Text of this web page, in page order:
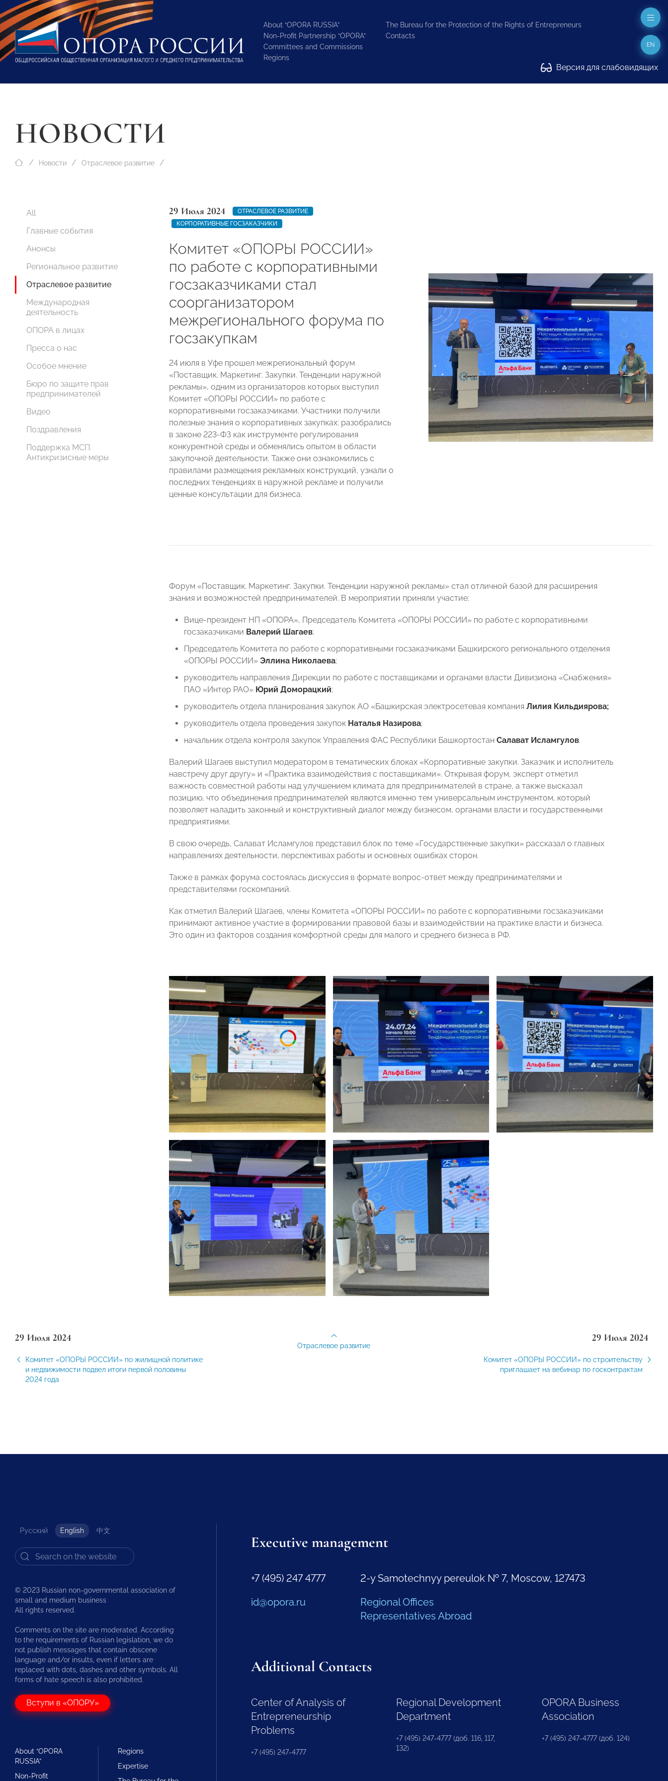
About “OPORA RUSSIA”
Non-Profit Partnership “OPORA”
Committees and Commissions
Regions
The Bureau for the Protection of the Rights of Entrepreneurs
Contacts
Версия для слабовидящих
EN
НОВОСТИ
Новости Отраслевое развитие
All
Главные события
Анонсы
Региональное развитие
Отраслевое развитие
Международная
деятельность
ОПОРА в лицах
Пресса о нас
Особое мнение
Бюро по защите прав
предпринимателей
Видео
Поздравления
Поддержка МСП.
Антикризисные меры
29 Июля 2024
ОТРАСЛЕВОЕ РАЗВИТИЕ
КОРПОРАТИВНЫЕ ГОСЗАКАЗЧИКИ
Комитет «ОПОРЫ РОССИИ»
по работе с корпоративными
госзаказчиками стал
соорганизатором
межрегионального форума по
госзакупкам
24 июля в Уфе прошел межрегиональный форум
«Поставщик. Маркетинг. Закупки. Тенденции наружной
рекламы», одним из организаторов которых выступил
Комитет «ОПОРЫ РОССИИ» по работе с
корпоративными госзаказчиками. Участники получили
полезные знания о корпоративных закупках: разобрались
в законе 223-ФЗ как инструменте регулирования
конкурентной среды и обменялись опытом в области
закупочной деятельности. Также они ознакомились с
правилами размещения рекламных конструкций, узнали о
последних тенденциях в наружной рекламе и получили
ценные консультации для бизнеса.
Форум «Поставщик. Маркетинг. Закупки. Тенденции наружной рекламы» стал отличной базой для расширения
знания и возможностей предпринимателей. В мероприятии приняли участие:
Вице-президент НП «ОПОРА», Председатель Комитета «ОПОРЫ РОССИИ» по работе с корпоративными
госзаказчиками Валерий Шагаев;
Председатель Комитета по работе с корпоративными госзаказчиками Башкирского регионального отделения
«ОПОРЫ РОССИИ» Эллина Николаева;
руководитель направления Дирекции по работе с поставщиками и органами власти Дивизиона «Снабжения»
ПАО «Интер РАО» Юрий Доморацкий;
руководитель отдела планирования закупок АО «Башкирская электросетевая компания Лилия Кильдиярова;
руководитель отдела проведения закупок Наталья Назирова;
начальник отдела контроля закупок Управления ФАС Республики Башкортостан Салават Исламгулов.
Валерий Шагаев выступил модератором в тематических блоках «Корпоративные закупки. Заказчик и исполнитель
навстречу друг другу» и «Практика взаимодействия с поставщиками». Открывая форум, эксперт отметил
важность совместной работы над улучшением климата для предпринимателей в стране, а также высказал
позицию, что объединения предпринимателей являются именно тем универсальным инструментом, который
позволяет наладить законный и конструктивный диалог между бизнесом, органами власти и государственными
предприятиями.
В свою очередь, Салават Исламгулов представил блок по теме «Государственные закупки» рассказал о главных
направлениях деятельности, перспективах работы и основных ошибках сторон.
Также в рамках форума состоялась дискуссия в формате вопрос-ответ между предпринимателями и
представителями госкомпаний.
Как отметил Валерий Шагаев, члены Комитета «ОПОРЫ РОССИИ» по работе с корпоративными госзаказчиками
принимают активное участие в формировании правовой базы и взаимодействии на практике власти и бизнеса.
Это один из факторов создания комфортной среды для малого и среднего бизнеса в РФ.
29 Июля 2024
Комитет «ОПОРЫ РОССИИ» по жилищной политике
и недвижимости подвел итоги первой половины
2024 года
29 Июля 2024
Комитет «ОПОРЫ РОССИИ» по строительству
приглашает на вебинар по госконтрактам
Отраслевое развитие
Русский English 中文
© 2023 Russian non-governmental association of
small and medium business
All rights reserved.
Comments on the site are moderated. According
to the requirements of Russian legislation, we do
not publish messages that contain obscene
language and/or insults, even if letters are
replaced with dots, dashes and other symbols. All
forms of hate speech is also prohibited.
Вступи в «ОПОРУ»
About “OPORA
RUSSIA”
Non-Profit
Regions
Expertise
Executive management
+7 (495) 247 4777
id@opora.ru
2-y Samotechnyy pereulok № 7, Moscow, 127473
Regional Offices
Representatives Abroad
Additional Contacts
Center of Analysis of
Entrepreneurship
Problems
+7 (495) 247-4777
Regional Development
Department
+7 (495) 247-4777 (доб. 116, 117,
132)
OPORA Business
Association
+7 (495) 247-4777 (доб. 124)